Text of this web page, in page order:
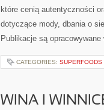
które cenią autentyczności
dotyczące mody, dbania o
Publikacje są
CATEGORIES: SUPERFOODS
WINA I